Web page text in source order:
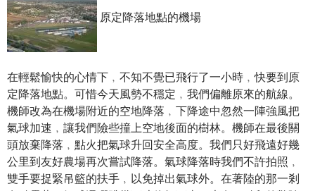
原定降落地點的機場
在輕鬆愉快的心情下﹐不知不覺已飛行了一小時﹐快要到原
定降落地點。可惜今天風勢不穩定﹐我們偏離原來的航線。
機師改為在機場附近的空地降落﹐下降途中忽然一陣強風把
氣球加速﹐讓我們險些撞上空地後面的樹林。機師在最後關
頭放棄降落﹐點火把氣球升回安全高度。我們只好飛遠好幾
公里到友好農場再次嘗試降落。氣球降落時我們不許拍照﹐
雙手要捉緊吊籃的扶手﹐以免掉出氣球外。在著陸的那一剎